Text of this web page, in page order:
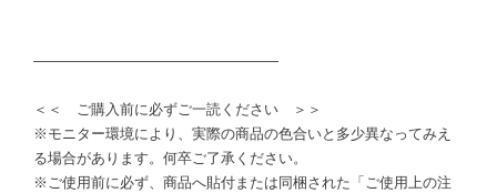
―――――――――――――――――
＜＜ ご購入前に必ずご一読ください ＞＞
※モニター環境により、実際の商品の色合いと多少異なってみえ
る場合があります。何卒ご了承ください。
※ご使用前に必ず、商品へ貼付または同梱された「ご使用上の注